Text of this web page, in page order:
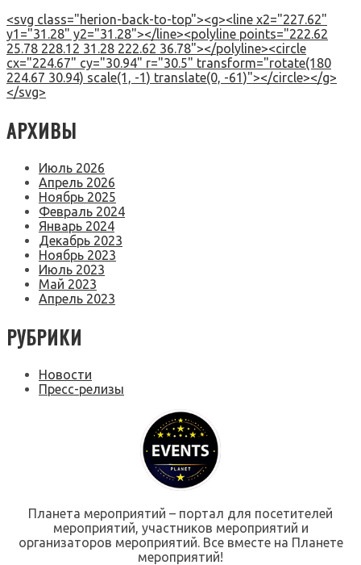
<svg class="herion-back-to-top"><g><line x2="227.62"
y1="31.28" y2="31.28"></line><polyline points="222.62
25.78 228.12 31.28 222.62 36.78"></polyline><circle
cx="224.67" cy="30.94" r="30.5" transform="rotate(180
224.67 30.94) scale(1, -1) translate(0, -61)"></circle></g>
</svg>
АРХИВЫ
Июль 2026
Апрель 2026
Ноябрь 2025
Февраль 2024
Январь 2024
Декабрь 2023
Ноябрь 2023
Июль 2023
Май 2023
Апрель 2023
РУБРИКИ
Новости
Пресс-релизы
Планета мероприятий – портал для посетителей
мероприятий, участников мероприятий и
организаторов мероприятий. Все вместе на Планете
мероприятий!